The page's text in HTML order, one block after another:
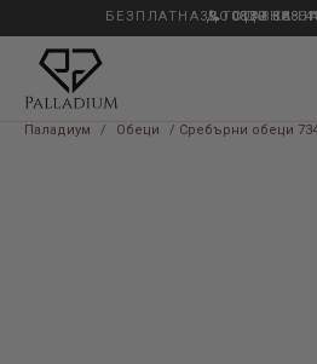
33 ГОДИНИ
БЕЗПЛАТНА ДОСТАВКА
0889 888
Паладиум / Обеци / Сребърни обеци